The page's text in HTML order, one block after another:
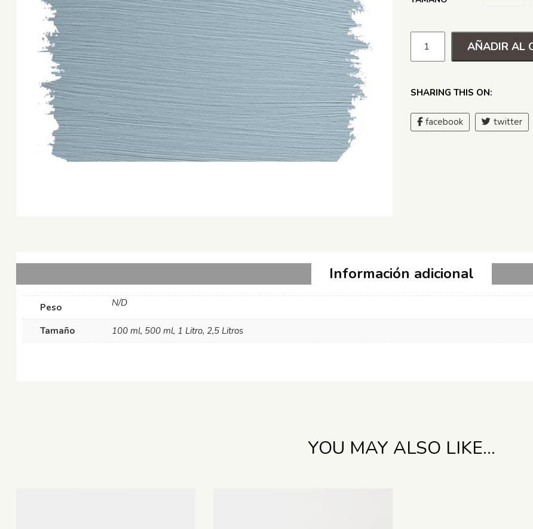
AÑADIR AL
SHARING THIS ON:
facebook twitter
Información adicional
Peso N/D
Tamaño 100 ml, 500 ml, 1 Litro, 2,5 Litros
YOU MAY ALSO LIKE…